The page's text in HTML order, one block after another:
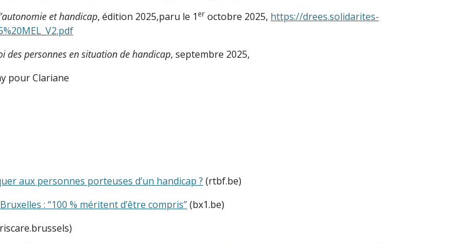
et handicap, édition 2025,paru le 1 er octobre 2025, https://drees.solidarites-
des personnes en situation de handicap, septembre 2025,
pour Clariane
aux personnes porteuses d’un handicap ? (rtbf.be)
: “100 % méritent d’être compris”(bx1.be)